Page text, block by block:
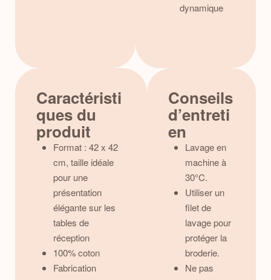
dynamique
Caractéristi
ques du
produit
Format : 42 x 42
cm, taille idéale
pour une
présentation
élégante sur les
tables de
réception
100% coton
Fabrication
Conseils
d’entreti
en
Lavage en
machine à
30°C.
Utiliser un
filet de
lavage pour
protéger la
broderie.
Ne pas